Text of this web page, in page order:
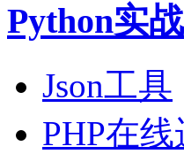
Python实战
Json工具
PHP在